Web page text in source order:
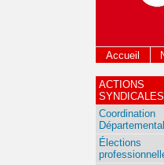
Accueil
ACTIONS
SYNDICALES
Coordination
Élections